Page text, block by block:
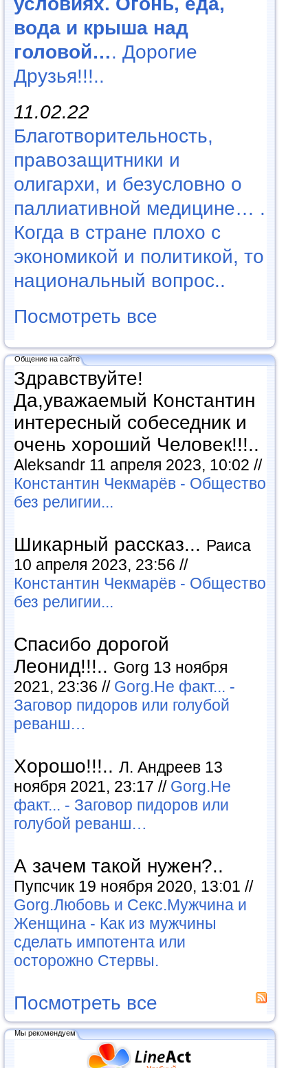
вода и крыша над
головой…. Дорогие
Друзья!!!..
11.02.22
Благотворительность,
правозащитники и
олигархи, и безусловно о
паллиативной медицине… .
Когда в стране плохо с
экономикой и политикой, то
национальный вопрос..
Посмотреть все
Общение на сайте
Здравствуйте!
Да,уважаемый Константин
интересный собеседник и
очень хороший Человек!!!..
Aleksandr 11 апреля 2023, 10:02 //
Константин Чекмарёв - Общество
без религии...
Шикарный рассказ... Раиса
10 апреля 2023, 23:56 //
Константин Чекмарёв - Общество
без религии...
Спасибо дорогой
Леонид!!!.. Gorg 13 ноября
2021, 23:36 // Gorg.Не факт... -
Заговор пидоров или голубой
реванш…
Хорошо!!!.. Л. Андреев 13
ноября 2021, 23:17 // Gorg.Не
факт... - Заговор пидоров или
голубой реванш…
А зачем такой нужен?..
Пупсчик 19 ноября 2020, 13:01 //
Gorg.Любовь и Секс.Мужчина и
Женщина - Как из мужчины
сделать импотента или
осторожно Стервы.
Посмотреть все
Мы рекомендуем